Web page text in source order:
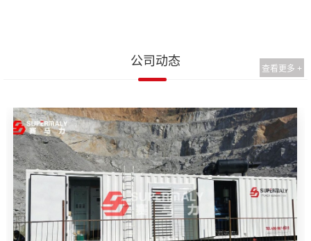
公司动态
查看更多 +